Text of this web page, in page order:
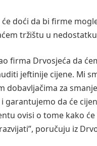
doći da bi firme
tržištu u
firma Drvosjeća da
jeftinije cijene. Mi
dobavljačima za
garantujemo da će
ovisi o tome kako će
poručuju iz